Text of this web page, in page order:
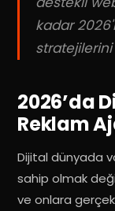
kadar
2026’da
Reklam
Dijital dünyada
sahip olmak
ve onlara